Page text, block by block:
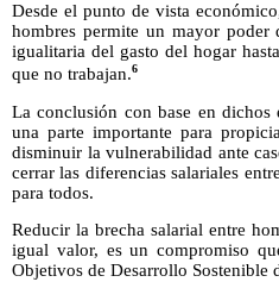
Desde el punto de vista
hombres permite un mayor poder
igualitaria del gasto del hogar
que no trabajan.6
La conclusión con base en dichos
una parte importante para
disminuir la vulnerabilidad ante
cerrar las diferencias salariales
para todos.
Reducir la brecha salarial entre
igual valor, es un compromiso
Objetivos de Desarrollo Sostenible